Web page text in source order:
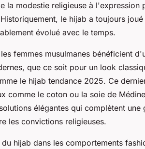
la modestie religieuse à l'expression
le hijab a toujours
évolué avec le temps.
femmes musulmanes bénéficient
que ce soit pour un look
le hijab tendance 2025. Ce
comme le coton ou la soie de
élégantes qui complètent
les convictions religieuses.
hijab dans les comportements